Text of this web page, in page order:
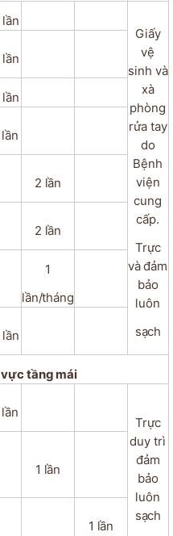
lần
Giấy
vệ
sinh và
xà
phòng
rửa tay
do
Bệnh
viện
cung
cấp.
Trực
vàđảm
bảo
luôn
sạch
lần
lần
lần
2 lần
2 lần
1
lần/tháng
lần
vựctầng mái
lần
Trực
duy trì
đảm
bảo
luôn
sạch
1 lần
1 lần